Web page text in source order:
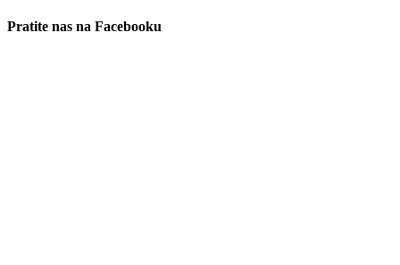
Pratite nas na Facebooku